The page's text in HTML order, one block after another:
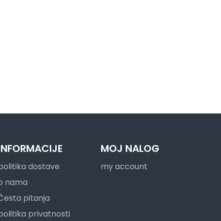
dostave
nama
pitanja
privatnosti
MOJ NALOG
my account